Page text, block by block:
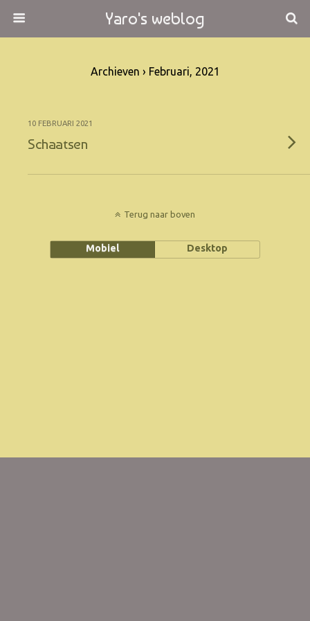
Yaro's weblog
Archieven › Februari, 2021
10 FEBRUARI 2021
Schaatsen
Terug naar boven
Mobiel Desktop